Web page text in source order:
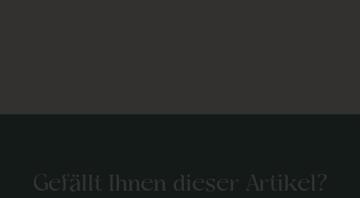
Gefällt Ihnen dieser Artikel?